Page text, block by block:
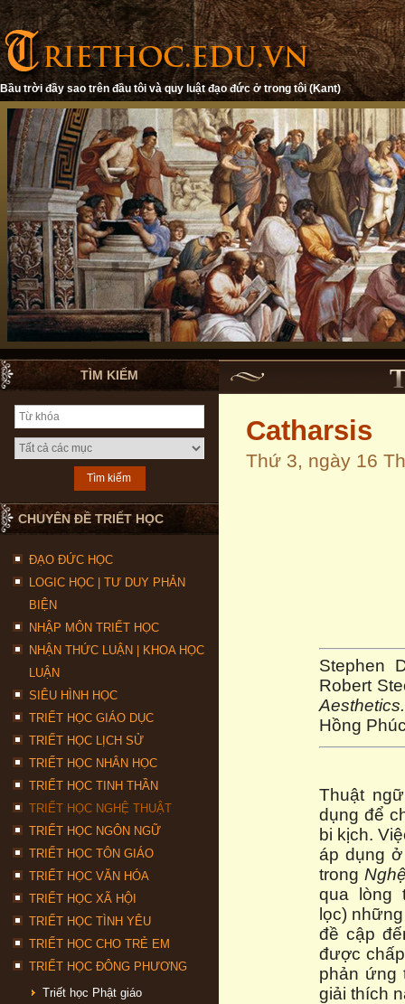
Bầu trời đầy sao trên đầu tôi và quy luật đạo đức ở trong tôi (Kant)
TÌM KIẾM
CHUYÊN ĐỀ TRIẾT HỌC
ĐẠO ĐỨC HỌC
LOGIC HỌC | TƯ DUY PHẢN
BIỆN
NHẬP MÔN TRIẾT HỌC
NHẬN THỨC LUẬN | KHOA HỌC
LUẬN
SIÊU HÌNH HỌC
TRIẾT HỌC GIÁO DỤC
TRIẾT HỌC LỊCH SỬ
TRIẾT HỌC NHÂN HỌC
TRIẾT HỌC TINH THẦN
TRIẾT HỌC NGHỆ THUẬT
TRIẾT HỌC NGÔN NGỮ
TRIẾT HỌC TÔN GIÁO
TRIẾT HỌC VĂN HÓA
TRIẾT HỌC XÃ HỘI
TRIẾT HỌC TÌNH YÊU
TRIẾT HỌC CHO TRẺ EM
TRIẾT HỌC ĐÔNG PHƯƠNG
Triết học Phật giáo
Catharsis
Thứ 3, ngày 16
Stephen
Robert
Aesthetics.
Hồng
Thuật
dụng để
bi kịch.
áp dụng
trong
qua lòng
lọc)
đề cập
được
phản ứng
giải thích